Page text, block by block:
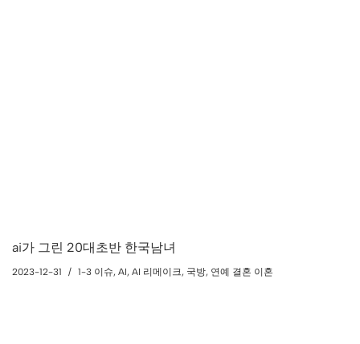
ai가 그린 20대초반 한국남녀
2023-12-31 1-3 이슈, AI, AI 리메이크, 국방, 연예 결혼 이혼